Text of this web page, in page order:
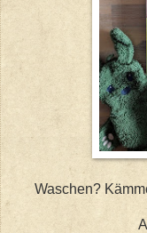
Waschen?